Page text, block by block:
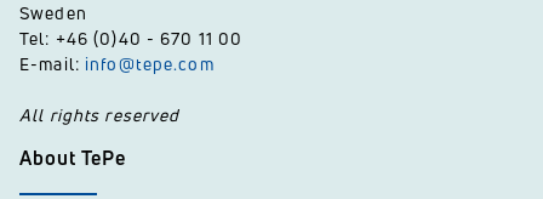
Sweden
Tel: +46 (0)40 - 670 11 00
E-mail: info@tepe.com
All rights reserved
About TePe